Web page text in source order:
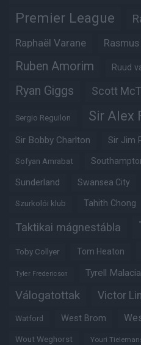
Premier League
Raphaël Varane
Ruben Amorim Ruud
Ryan Giggs Scott
Sergio Reguilon Sir Alex
Sir Bobby Charlton Sir Jim
Sofyan Amrabat
Sunderland Swansea City
Szurkolói klub Tahith Chong
Taktikai mágnestábla
Toby Collyer Tom Heaton
Tyler Fredericson Tyrell Malacia
Válogatottak Victor
Watford West Brom
Wout Weghorst Youri